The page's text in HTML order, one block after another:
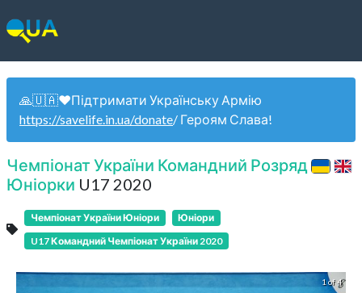
🙏🇺🇦❤️Підтримати Українську Армію
https://savelife.in.ua/donate/ Героям Слава!
Чемпіонат України Командний Розряд
Юніорки U17 2020
Чемпіонат України Юніори
Юніори
U17 Командний Чемпіонат України 2020
1 of 4